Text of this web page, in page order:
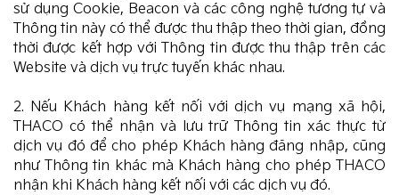
sử dụng Cookie, Beacon và các công nghệ tương tự và
Thông tin này có thể được thu thập theo thời gian, đồng
thời được kết hợp với Thông tin được thu thập trên các
Website và dịch vụ trực tuyến khác nhau.
2. Nếu Khách hàng kết nối với dịch vụ mạng xã hội,
THACO có thể nhận và lưu trữ Thông tin xác thực từ
dịch vụ đó để cho phép Khách hàng đăng nhập, cũng
như Thông tin khác mà Khách hàng cho phép THACO
nhận khi Khách hàng kết nối với các dịch vụ đó.